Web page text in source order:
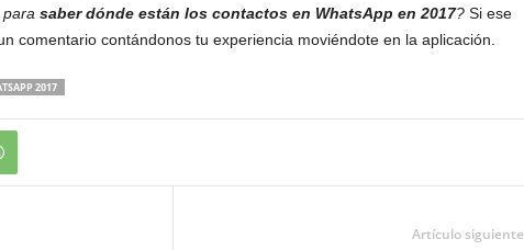
saber dónde están los contactos en WhatsApp en 2017?Si ese
comentario contándonos tu experiencia moviéndote en la aplicación.
2017
Artículo siguiente